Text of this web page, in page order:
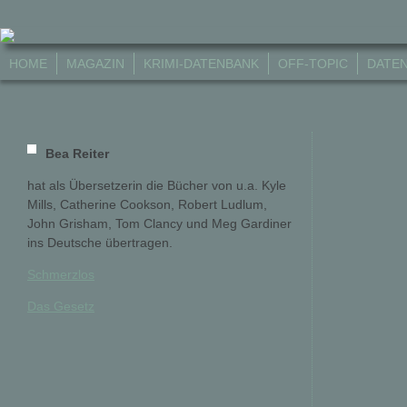
HOME MAGAZIN KRIMI-DATENBANK OFF-TOPIC
Bea Reiter
hat als Übersetzerin die Bücher von u.a. Kyle
Mills, Catherine Cookson, Robert Ludlum,
John Grisham, Tom Clancy und Meg Gardiner
ins Deutsche übertragen.